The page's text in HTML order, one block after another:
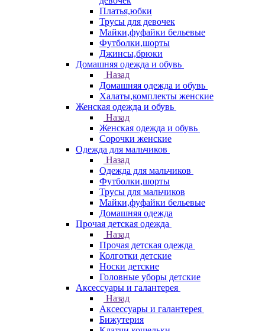
Платья,юбки
Трусы для девочек
Майки,фуфайки бельевые
Футболки,шорты
Джинсы,брюки
Домашняя одежда и обувь
Назад
Домашняя одежда и обувь
Халаты,комплекты женские
Женская одежда и обувь
Назад
Женская одежда и обувь
Сорочки женские
Одежда для мальчиков
Назад
Одежда для мальчиков
Футболки,шорты
Трусы для мальчиков
Майки,фуфайки бельевые
Домашняя одежда
Прочая детская одежда
Назад
Прочая детская одежда
Колготки детские
Носки детские
Головные уборы детские
Аксессуары и галантерея
Назад
Аксессуары и галантерея
Бижутерия